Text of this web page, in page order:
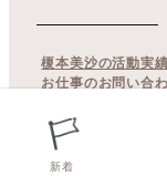
榎本美沙の活動実
お仕事のお問い合
copyrights© ふた
当サイト内の文
遠慮ください。
新着